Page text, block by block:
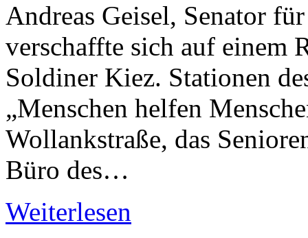
Andreas Geisel, Senator
verschaffte sich auf einem
Soldiner Kiez. Stationen
„Menschen helfen
Wollankstraße, das
Büro des…
Weiterlesen